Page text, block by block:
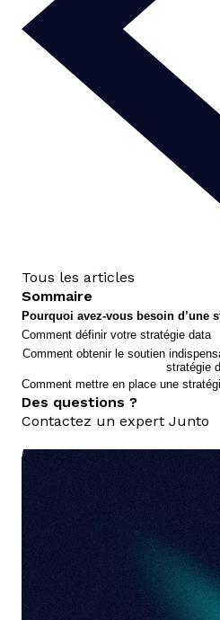
Tous les articles
Sommaire
Pourquoi avez-vous besoin d’une
Comment définir votre stratégie data
Comment obtenir le soutien
stratégie
Comment mettre en place une
Des questions ?
Contactez un expert Junto